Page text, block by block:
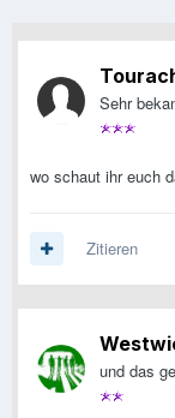
Sehr
wo schaut ihr euch
Zitieren
und das